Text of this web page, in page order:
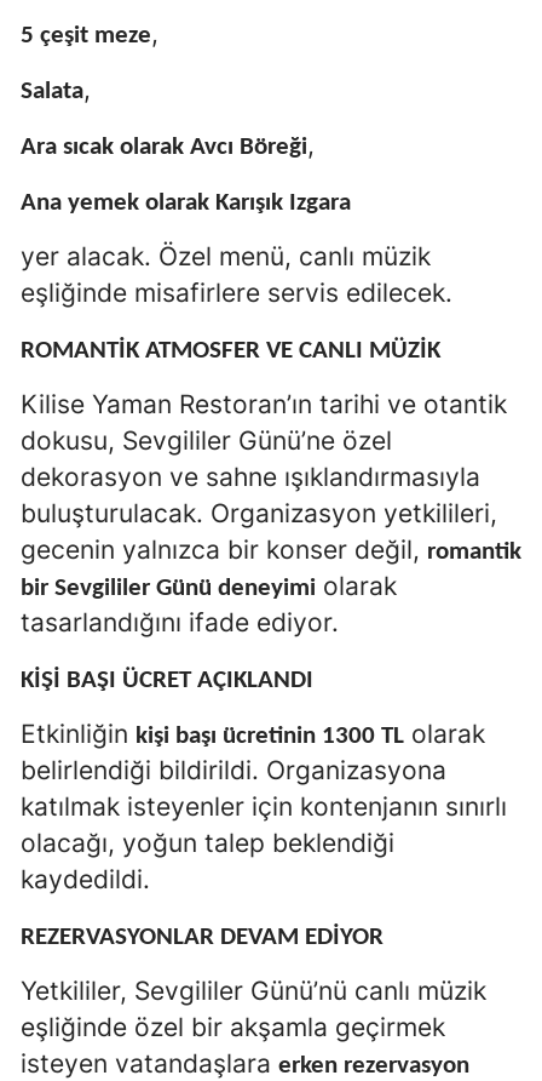
5 çeşit meze,
Salata,
Ara sıcak olarak Avcı Böreği,
Ana yemek olarak Karışık Izgara
yer alacak. Özel menü, canlı müzik
eşliğinde misafirlere servis edilecek.
ROMANTİK ATMOSFER VE CANLI MÜZİK
Kilise Yaman Restoran’ın tarihi ve otantik
dokusu, Sevgililer Günü’ne özel
dekorasyon ve sahne ışıklandırmasıyla
buluşturulacak. Organizasyon yetkilileri,
gecenin yalnızca bir konser değil, romantik
bir Sevgililer Günü deneyimi olarak
tasarlandığını ifade ediyor.
KİŞİ BAŞI ÜCRET AÇIKLANDI
Etkinliğin kişi başı ücretinin 1300 TL olarak
belirlendiği bildirildi. Organizasyona
katılmak isteyenler için kontenjanın sınırlı
olacağı, yoğun talep beklendiği
kaydedildi.
REZERVASYONLAR DEVAM EDİYOR
Yetkililer, Sevgililer Günü’nü canlı müzik
eşliğinde özel bir akşamla geçirmek
isteyen vatandaşlara erken rezervasyon